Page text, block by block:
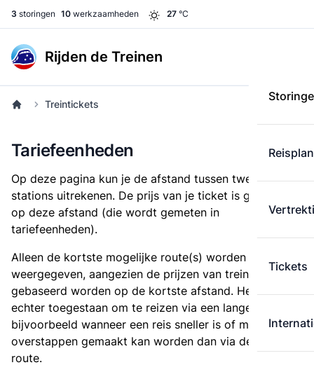
3 storingen 10 werkzaamheden 27 °C
Rijden de Treinen
Tickets
Treintickets
Tariefeenheden
Op deze pagina kun je de afstand tussen twee
stations uitrekenen. De prijs van je ticket is gebaseerd
op deze afstand (die wordt gemeten in
tariefeenheden).
Alleen de kortste mogelijke route(s) worden
weergegeven, aangezien de prijzen van treintickets
gebaseerd worden op de kortste afstand. Het is
echter toegestaan om te reizen via een langere route,
bijvoorbeeld wanneer een reis sneller is of met minder
overstappen gemaakt kan worden dan via de kortste
route.